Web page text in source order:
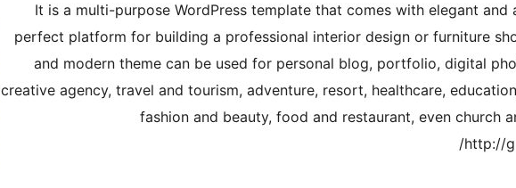
It is a multi-purpose WordPress template that comes with elegant
perfect platform for building a professional interior design or furniture
and modern theme can be used for personal blog, portfolio, digital
creative agency, travel and tourism, adventure, resort, healthcare,
fashion and beauty, food and restaurant, even church
http://